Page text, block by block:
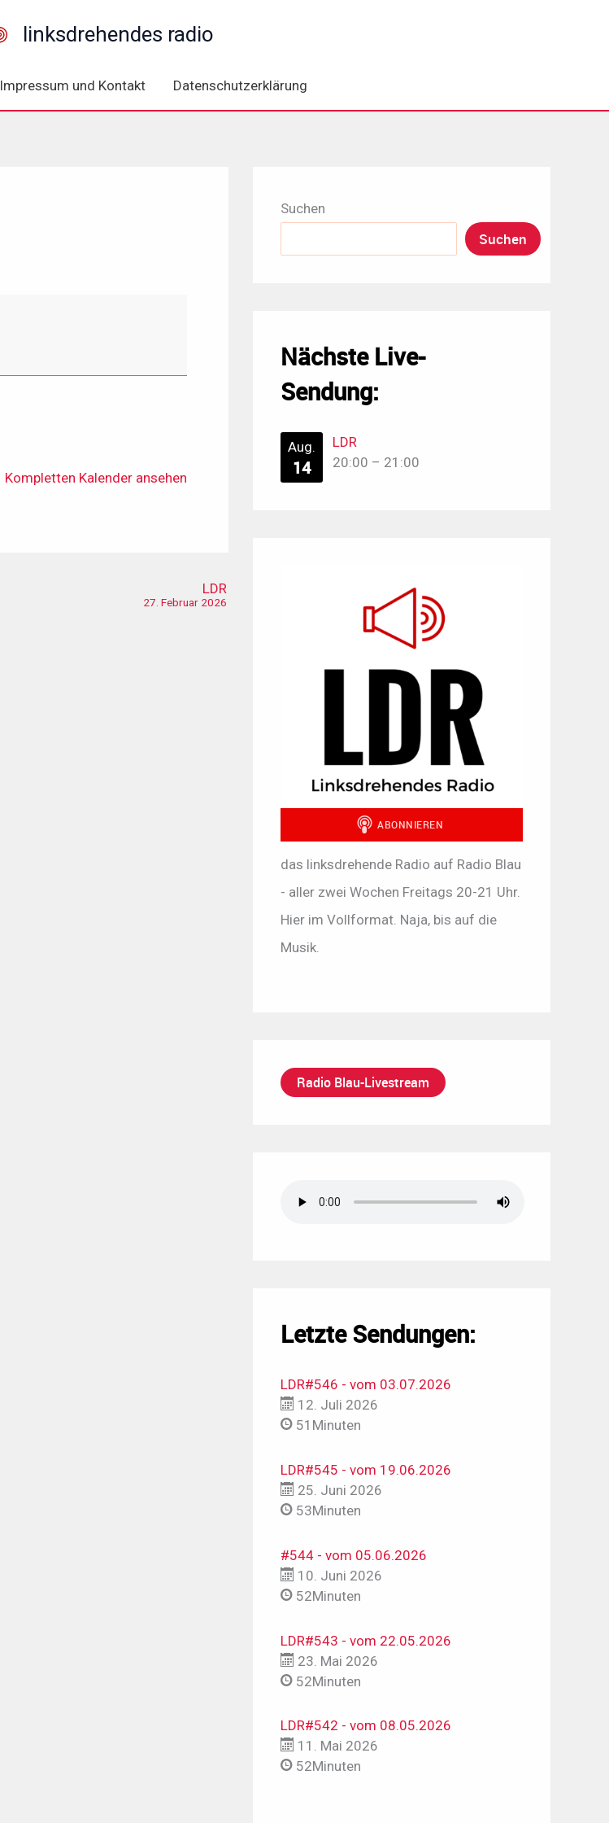
linksdrehendes radio
Impressum und Kontakt Datenschutzerklärung
Kompletten Kalender ansehen
LDR
27. Februar 2026
Suchen
Suchen
Nächste Live-
Sendung:
Aug.
14
LDR
20:00 – 21:00
das linksdrehende Radio auf Radio Blau
- aller zwei Wochen Freitags 20-21 Uhr.
Hier im Vollformat. Naja, bis auf die
Musik.
Radio Blau-Livestream
Letzte Sendungen:
LDR#546 - vom 03.07.2026
12. Juli 2026
51Minuten
LDR#545 - vom 19.06.2026
25. Juni 2026
53Minuten
#544 - vom 05.06.2026
10. Juni 2026
52Minuten
LDR#543 - vom 22.05.2026
23. Mai 2026
52Minuten
LDR#542 - vom 08.05.2026
11. Mai 2026
52Minuten